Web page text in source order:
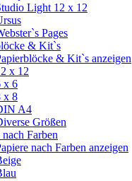
Light 12 x 12
Pages
& Kit`s
& Kit`s anzeigen
x 12
x 6
x 8
A4
Größen
nach Farben
nach Farben anzeigen